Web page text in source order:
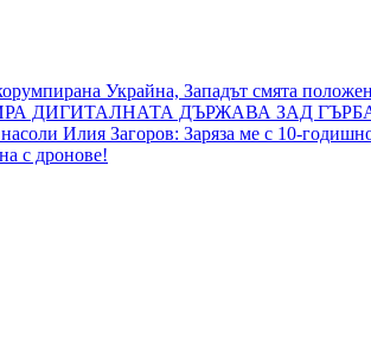
Украйна, Западът смята
ДИГИТАЛНАТА ДЪРЖАВА ЗАД
Илия Загоров: Заряза ме с 10-
с дронове!